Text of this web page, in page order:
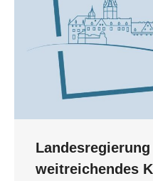
weitreichendes